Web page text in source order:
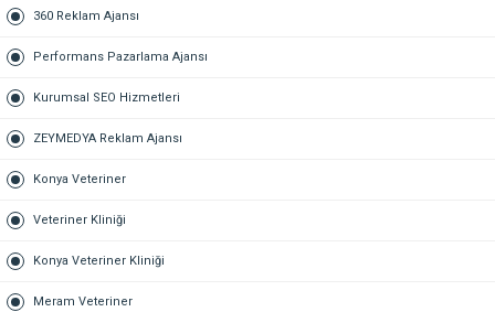
360 Reklam Ajansı
Performans Pazarlama Ajansı
Kurumsal SEO Hizmetleri
ZEYMEDYA Reklam Ajansı
Konya Veteriner
Veteriner Kliniği
Konya Veteriner Kliniği
Meram Veteriner